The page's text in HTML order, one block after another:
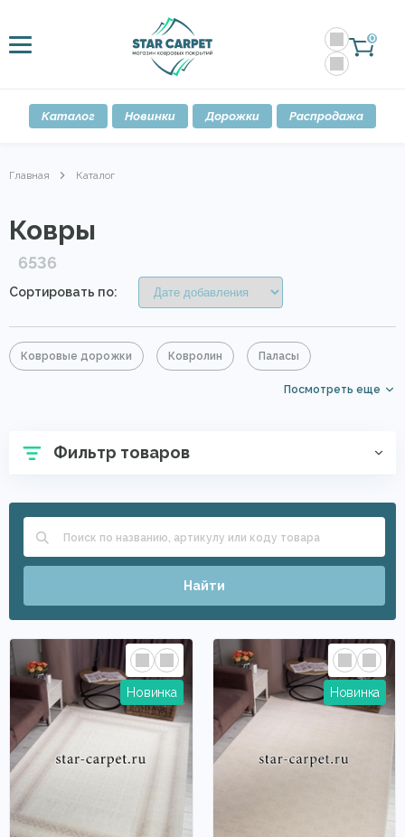
0
Каталог Новинки Дорожки Распродажа
Главная Каталог
Ковры
6536
Сортировать по:
Ковровые дорожки Ковролин Паласы
Детские ковры
Бельгийские ковры Однотонные ковры
Большие ковры
Современные ковры Ковры Меринос На кухню
Для зала Круглые ковры Молдавские
Для прихожей Бежевые ковры Циновки
Прикроватные коврики Зелёные
Чёрные ковры
Посмотреть еще
Фильтр товаров
Найти